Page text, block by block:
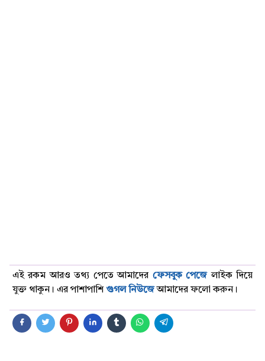
এই রকম আরও তথ্য পেতে আমাদের ফেসবুক পেজেলাইক দিয়ে
যুক্ত থাকুন। এর পাশাপাশিগুগল নিউজেআমাদের ফলো করুন।